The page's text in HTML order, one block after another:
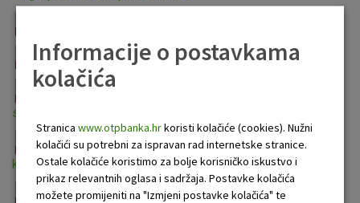
Informacije o prikupljanju podataka za kartice
Informacije o prikupljanju podataka uz potvrdu o
statusu i visini primanja
Informacije o prikupljanju podataka za elektroničke
kanale
Informacije o obradi osobnih podataka u svrhu
Informacije o postavkama
kolačića
Stranica www.otpbanka.hrkoristi kolačiće (cookies). Nužni
kolačići su potrebni za ispravan rad internetske stranice.
Ostale kolačiće koristimo za bolje korisničko iskustvo i
prikaz relevantnih oglasa i sadržaja. Postavke kolačića
možete promijeniti na "Izmjeni postavke kolačića" te